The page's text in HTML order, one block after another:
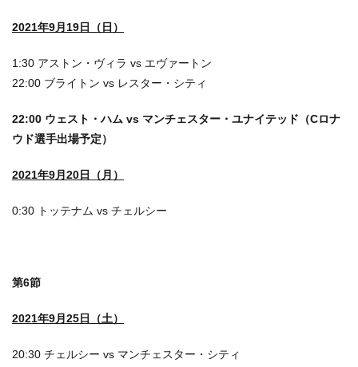
2021年9月19日（日）
1:30 アストン・ヴィラ vs エヴァートン
22:00 ブライトン vs レスター・シティ
22:00 ウェスト・ハム vs マンチェスター・ユナイテッド（Cロナ
ウド選手出場予定）
2021年9月20日（月）
0:30 トッテナム vs チェルシー
第6節
2021年9月25日（土）
20:30 チェルシー vs マンチェスター・シティ